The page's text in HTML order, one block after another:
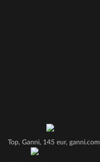
Top, Ganni, 145 eur, ganni.com